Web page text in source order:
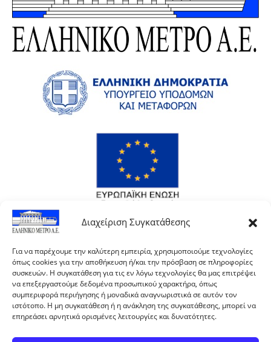
Διαχείριση Συγκατάθεσης
Για να παρέχουμε την καλύτερη εμπειρία, χρησιμοποιούμε τεχνολογίες
όπως cookies για την αποθήκευση ή/και την πρόσβαση σε πληροφορίες
συσκευών. Η συγκατάθεση για τις εν λόγω τεχνολογίες θα μας επιτρέψει
να επεξεργαστούμε δεδομένα προσωπικού χαρακτήρα, όπως
συμπεριφορά περιήγησης ή μοναδικά αναγνωριστικά σε αυτόν τον
ιστότοπο. Η μη συγκατάθεση ή η ανάκληση της συγκατάθεσης, μπορεί να
επηρεάσει αρνητικά ορισμένες λειτουργίες και δυνατότητες.